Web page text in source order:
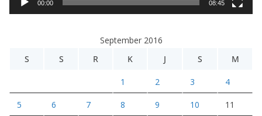
d
00:00 08:45
September 2016
S
S R K J S M
1 2 3 4
5 6 7 8 9 10 11